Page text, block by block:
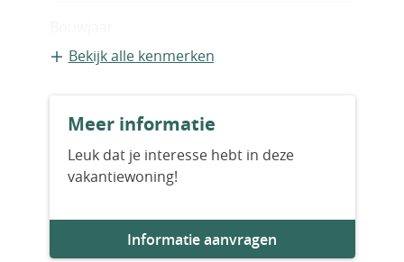
2029
Aantal badkamers
Woningfaciliteiten
Bekijk alle kenmerken
Meer informatie
Leuk dat je interesse hebt in deze
vakantiewoning!
Informatie aanvragen